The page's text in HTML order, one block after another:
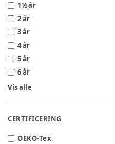
1½ år
2 år
3 år
4 år
5 år
6 år
Vis alle
CERTIFICERING
OEKO-Tex